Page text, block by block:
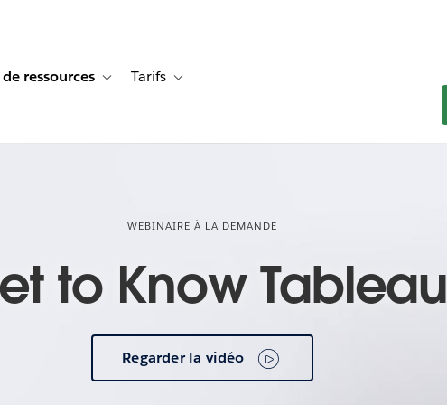
de cas for Solutions
ressources Toggle sub-navigation for Centre de ressources
Tarifs Toggle sub-navigation for Tarifs
WEBINAIRE À LA DEMANDE
to Know Tableau
Regarder la vidéo